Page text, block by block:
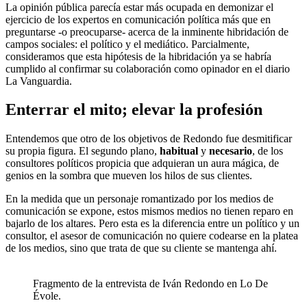
La opinión pública parecía estar más ocupada en demonizar el
ejercicio de los expertos en comunicación política más que en
preguntarse -o preocuparse- acerca de la inminente hibridación de
campos sociales: el político y el mediático. Parcialmente,
consideramos que esta hipótesis de la hibridación ya se habría
cumplido al confirmar su colaboración como opinador en el diario
La Vanguardia.
Enterrar el mito; elevar la profesión
Entendemos que otro de los objetivos de Redondo fue desmitificar
su propia figura. El segundo plano, habitual y necesario, de los
consultores políticos propicia que adquieran un aura mágica, de
genios en la sombra que mueven los hilos de sus clientes.
En la medida que un personaje romantizado por los medios de
comunicación se expone, estos mismos medios no tienen reparo en
bajarlo de los altares. Pero esta es la diferencia entre un político y un
consultor, el asesor de comunicación no quiere codearse en la platea
de los medios, sino que trata de que su cliente se mantenga ahí.
Fragmento de la entrevista de Iván Redondo en Lo De
Évole.